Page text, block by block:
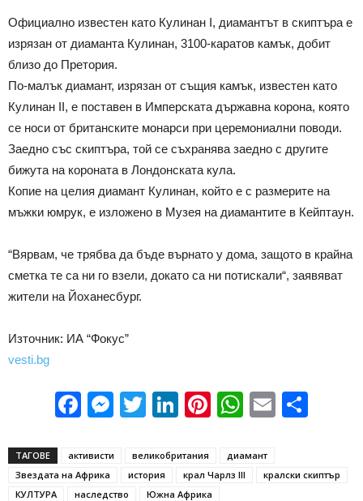
Официално известен като Кулинан I, диамантът в скиптъра е
изрязан от диаманта Кулинан, 3100-каратов камък, добит
близо до Претория.
По-малък диамант, изрязан от същия камък, известен като
Кулинан II, е поставен в Имперската държавна корона, която
се носи от британските монарси при церемониални поводи.
Заедно със скиптъра, той се съхранява заедно с другите
бижута на короната в Лондонската кула.
Копие на целия диамант Кулинан, който е с размерите на
мъжки юмрук, е изложено в Музея на диамантите в Кейптаун.
“Вярвам, че трябва да бъде върнато у дома, защото в крайна
сметка те са ни го взели, докато са ни потискали“, заявяват
жители на Йоханесбург.
Източник: ИА “Фокус”
vesti.bg
Facebook
Messenger
Twitter
LinkedIn
Pinterest
WhatsApp
Email
ТАГОВЕ активисти великобритания
диамант
Звездата на Африка
история крал Чарлз III
кралски скиптър
КУЛТУРА
наследство Южна Африка